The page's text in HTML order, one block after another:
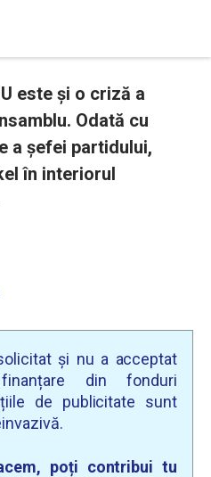
este și o criză a
Odată cu
a șefei partidului,
în interiorul
și nu a acceptat
din fonduri
de publicitate sunt
poți contribui tu